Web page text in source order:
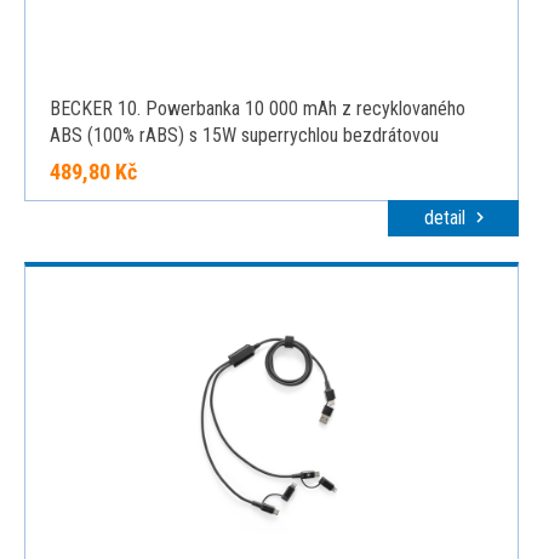
BECKER 10. Powerbanka 10 000 mAh z recyklovaného
ABS (100% rABS) s 15W superrychlou bezdrátovou
nabíječkou, černá
489,80 Kč
detail